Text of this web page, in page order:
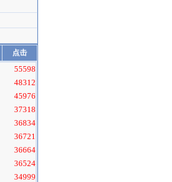
点击
55598
48312
45976
37318
36834
36721
36664
36524
34999